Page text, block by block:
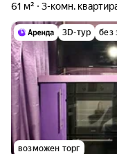
61 м²
3-комн.
3D-тур без
возможен торг